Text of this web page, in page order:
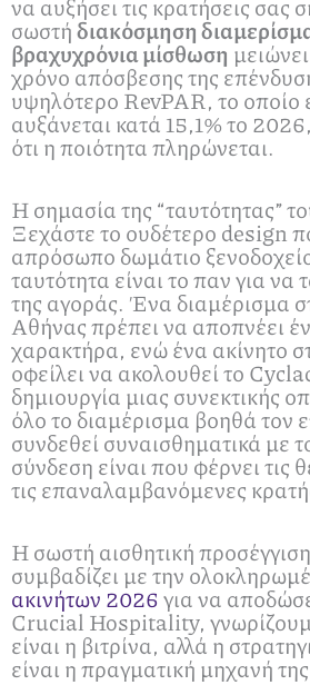
να αυξήσει τις κρατήσεις σας
σωστήδιακόσμηση
βραχυχρόνια μίσθωση
χρόνο απόσβεσης της
υψηλότερο RevPAR, το οποίο
αυξάνεται κατά 15,1% το
ότι η ποιότητα πληρώνεται.
Η σημασία της “ταυτότητας”
Ξεχάστε το ουδέτερο design
απρόσωπο δωμάτιο
ταυτότητα είναι το παν για να
της αγοράς. Ένα διαμέρισμα
Αθήνας πρέπει να αποπνέει
χαρακτήρα, ενώ ένα ακίνητο
οφείλει να ακολουθεί το
δημιουργία μιας συνεκτικής
όλο το διαμέρισμα βοηθά τον
συνδεθεί συναισθηματικά με
σύνδεση είναι που φέρνει τις
τις επαναλαμβανόμενες
Η σωστή αισθητική
συμβαδίζει με την
ακινήτων 2026για να
Crucial Hospitality,
είναι η βιτρίνα, αλλά η
είναι η πραγματική μηχανή